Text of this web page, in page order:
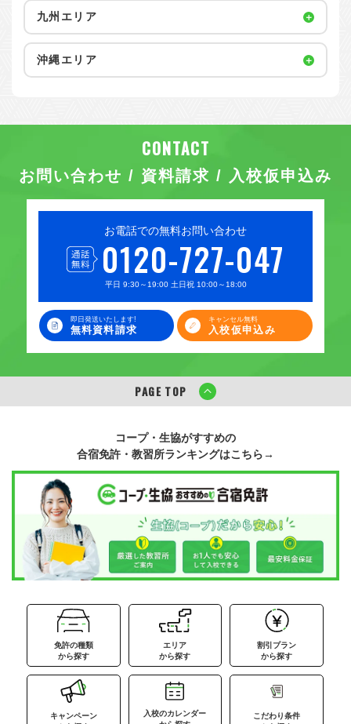
お問い合わせ / 資料請求 / 入校仮申込み
お電話での無料お問い合わせ
0120-727-047
平日 9:30～19:00 土日祝 10:00～18:00
即日発送いたします!
無料資料請求
キャンセル無料
入校仮申込み
九州エリア
沖縄エリア
PAGE TOP
コープ・生協がすすめの
合宿免許・教習所ランキングはこちら→
免許の種類
から探す
エリア
から探す
割引プラン
から探す
キャンペーン
入校のカレンダー
こだわり条件